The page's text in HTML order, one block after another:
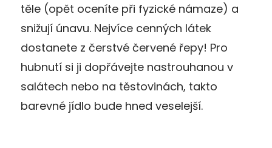
těle (opět oceníte při fyzické námaze) a
snižují únavu. Nejvíce cenných látek
dostanete z čerstvé červené řepy! Pro
hubnutí si ji dopřávejte nastrouhanou v
salátech nebo na těstovinách, takto
barevné jídlo bude hned veselejší.